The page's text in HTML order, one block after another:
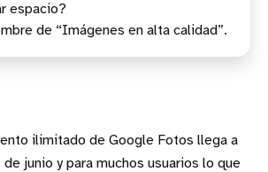
espacio?
de “Imágenes en alta calidad”.
ilimitado de Google Fotos llega a
junio y para muchos usuarios lo que